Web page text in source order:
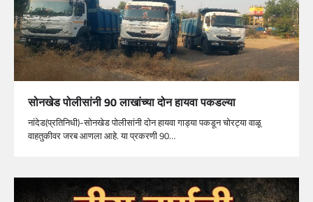
सोनखेड पोलीसांनी 90 लाखांच्या दोन हायवा पकडल्या
नांदेड(प्रतिनिधी)-सोनखेड पोलीसांनी दोन हायवा गाड्या पकडून चोरट्या वाळू
वाहतुकीवर जरब आणला आहे. या प्रकरणी 90…